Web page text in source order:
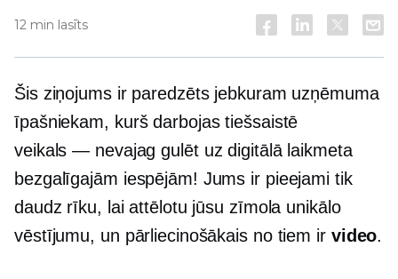
12 min lasīts
Šis ziņojums ir paredzēts jebkuram uzņēmuma
īpašniekam, kurš darbojas tiešsaistē
veikals — nevajag gulēt uz digitālā laikmeta
bezgalīgajām iespējām! Jums ir pieejami tik
daudz rīku, lai attēlotu jūsu zīmola unikālo
vēstījumu, un pārliecinošākais no tiem ir video.